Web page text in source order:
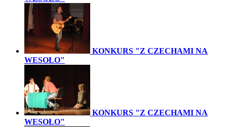
KONKURS "Z CZECHAMI NA
WESOŁO"
KONKURS "Z CZECHAMI NA
WESOŁO"